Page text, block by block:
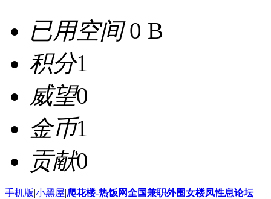
已用空间0 B
积分1
威望0
金币1
贡献0
手机版|小黑屋|爬花楼-热饭网全国兼职外围女楼凤性息论坛